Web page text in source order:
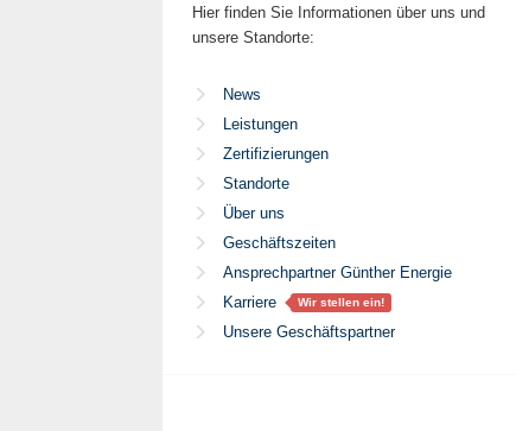
Hier finden Sie Informationen über uns und
unsere Standorte:
News
Leistungen
Zertifizierungen
Standorte
Über uns
Geschäftszeiten
Ansprechpartner Günther Energie
Karriere
Wir stellen ein!
Unsere Geschäftspartner